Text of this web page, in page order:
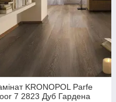
KRONOPOL Parfe
7 2823 Дуб Гардена